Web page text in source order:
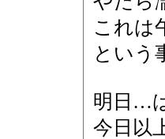
これは
という
明日…
今日以